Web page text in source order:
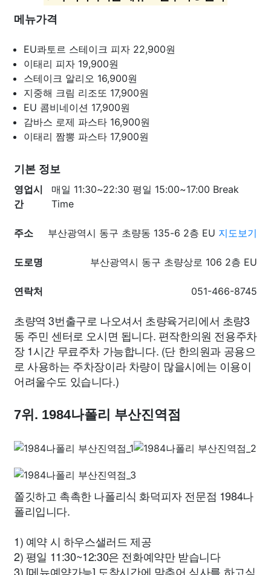
메뉴가격
EU콰토르 스테이크 피자 22,900원
이태리 피자 19,900원
스테이크 알리오 16,900원
지중해 크림 리조또 17,900원
EU 콤비네이션 17,900원
감바스 로제 파스타 16,900원
이태리 짬뽕 파스타 17,900원
기본 정보
영업시
간
매일 11:30~22:30 평일 15:00~17:00 Break
Time
주소 부산광역시 동구 초량동 135-6 2층 EU 지도보기
도로명 부산광역시 동구 초량상로 106 2층 EU
연락처 051-466-8745
초량역 3번출구로 나오셔서 초량육거리에서 초량3
동 주민 센터로 오시면 됩니다. 편작한의원 전용주차
장 1시간 무료주차 가능합니다. (단 한의원과 공용으
로 사용하는 주차장이라 차량이 많을시에는 이용이
어려울수도 있습니다.)
7위. 1984나폴리 부산진역점
쫄깃하고 촉촉한 나폴리식 화덕피자 전문점 1984나
폴리입니다.
1) 예약 시 하우스샐러드 제공
2) 평일 11:30~12:30은 전화예약만 받습니다
3) [메뉴예약가능] 도착시간에 맞추어 식사를 하고싶